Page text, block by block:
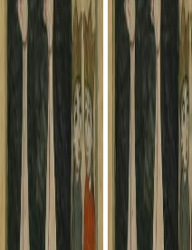
Hikmah
Opini
Konsultasi
Resonansi
Sejarah
Lensa